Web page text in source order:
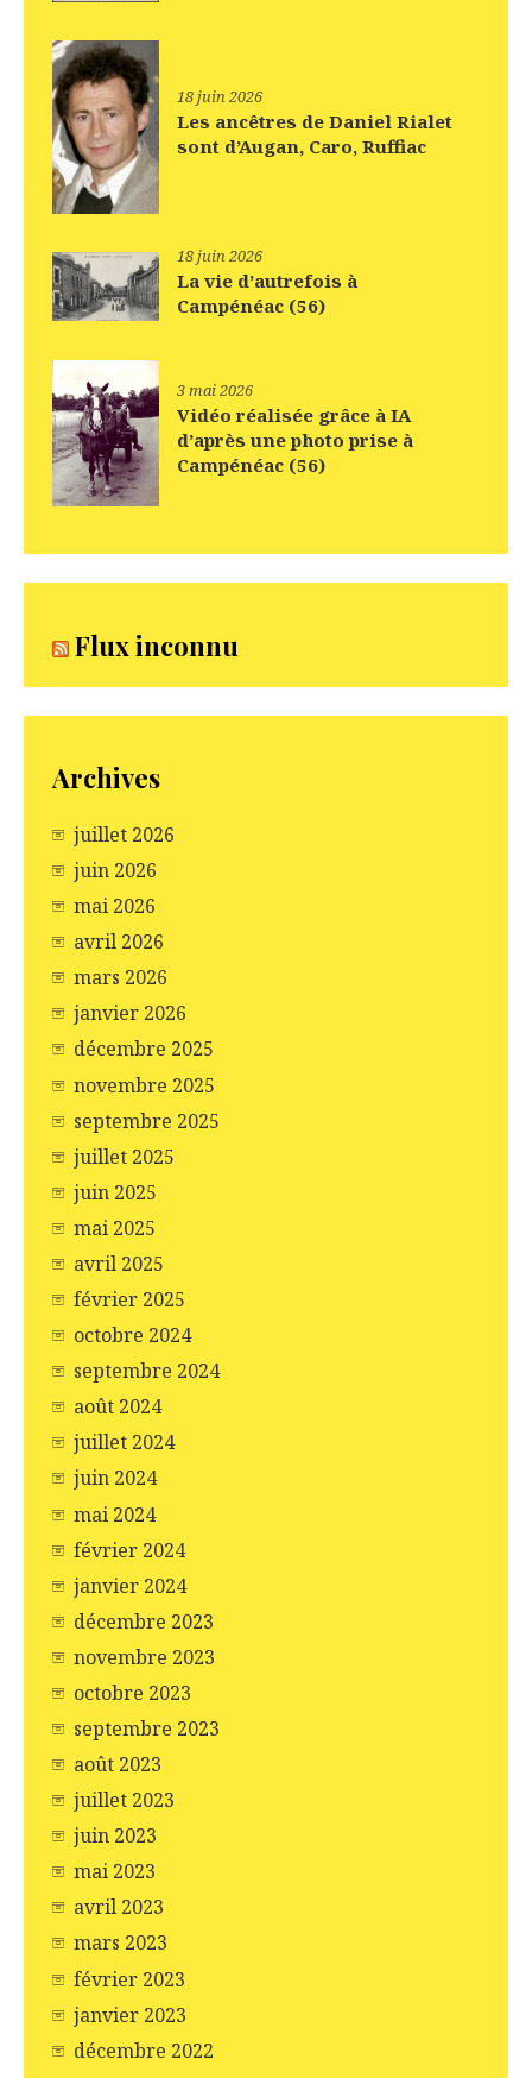
18 juin 2026
Les ancêtres de Daniel Rialet
sont d’Augan, Caro, Ruffiac
18 juin 2026
La vie d’autrefois à
Campénéac (56)
3 mai 2026
Vidéo réalisée grâce à IA
d’après une photo prise à
Campénéac (56)
Flux inconnu
Archives
juillet 2026
juin 2026
mai 2026
avril 2026
mars 2026
janvier 2026
décembre 2025
novembre 2025
septembre 2025
juillet 2025
juin 2025
mai 2025
avril 2025
février 2025
octobre 2024
septembre 2024
août 2024
juillet 2024
juin 2024
mai 2024
février 2024
janvier 2024
décembre 2023
novembre 2023
octobre 2023
septembre 2023
août 2023
juillet 2023
juin 2023
mai 2023
avril 2023
mars 2023
février 2023
janvier 2023
décembre 2022